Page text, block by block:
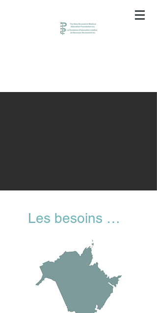
Les besoins sont